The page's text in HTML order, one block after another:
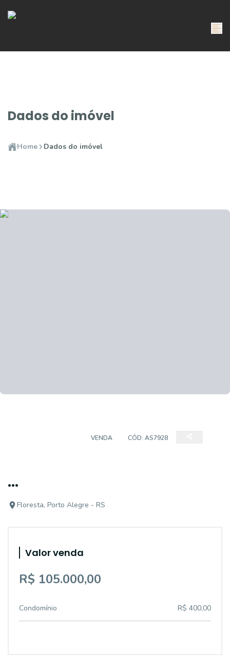
Dados do imóvel
Home Dados do imóvel
VENDA CÓD: AS7928
...
Floresta, Porto Alegre - RS
Valor venda
R$ 105.000,00
Condomínio R$ 400,00